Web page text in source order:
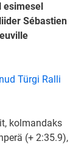
Sébastien
Türgi Ralli
kolmandaks
(+ 2:35.9),